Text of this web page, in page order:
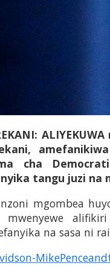
cha
tangu juzi na
mgombea
mwenyewe
na sasa ni